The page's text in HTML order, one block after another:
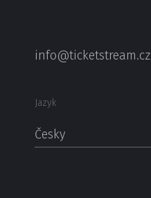
info@ticketstream.cz
Jazyk
Česky